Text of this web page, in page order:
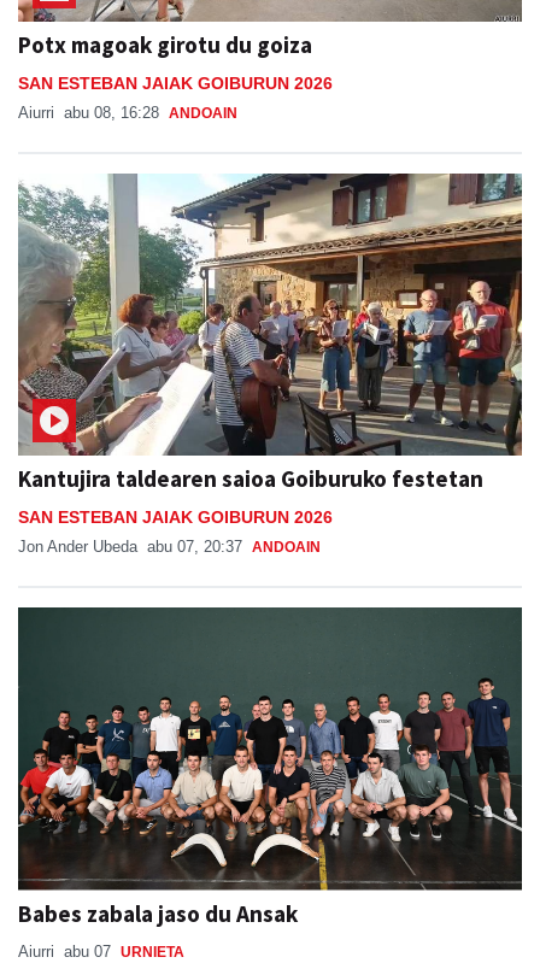
Potx magoak girotu du goiza
SAN ESTEBAN JAIAK GOIBURUN 2026
Aiurri abu 08, 16:28 ANDOAIN
Kantujira taldearen saioa Goiburuko festetan
SAN ESTEBAN JAIAK GOIBURUN 2026
Jon Ander Ubeda abu 07, 20:37 ANDOAIN
Babes zabala jaso du Ansak
Aiurri abu 07 URNIETA